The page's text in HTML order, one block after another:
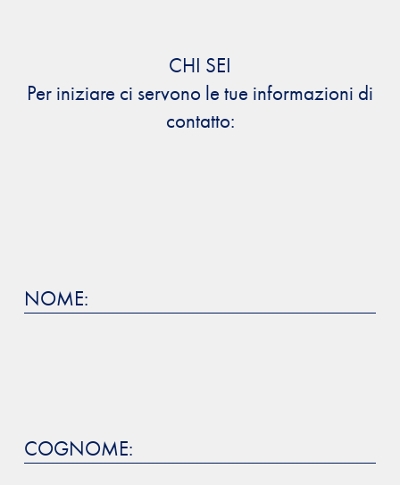
CHI SEI
Per iniziare ci servono le tue informazioni di
contatto:
NOME:
COGNOME: